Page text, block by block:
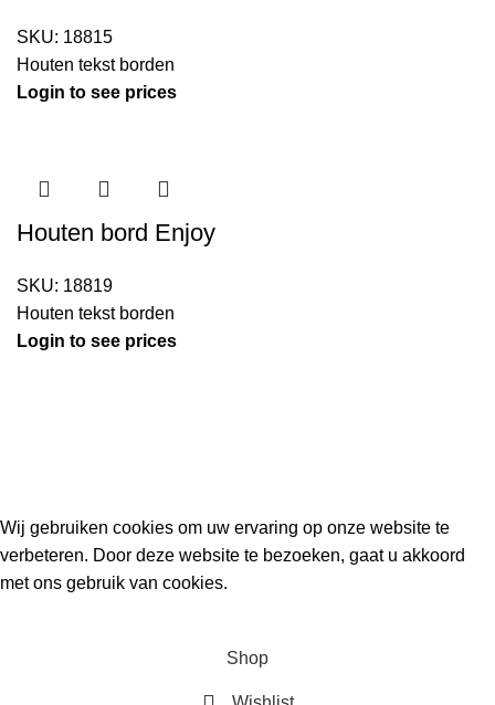
SKU: 18815
Houten tekst borden
Login to see prices
Houten bord Enjoy
SKU: 18819
Houten tekst borden
Login to see prices
Wij gebruiken cookies om uw ervaring op onze website te
verbeteren. Door deze website te bezoeken, gaat u akkoord
met ons gebruik van cookies.
Shop